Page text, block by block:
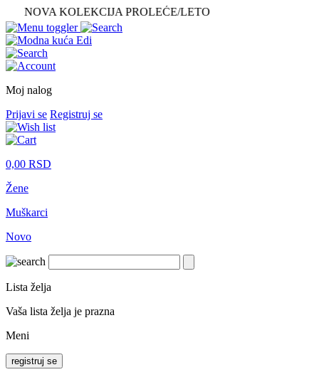
KOLEKCIJA PROLEĆE/LETO
Moj nalog
Prijavi se Registruj se
0,00 RSD
Žene
Muškarci
Novo
Lista želja
Vaša lista želja je prazna
Meni
registruj se